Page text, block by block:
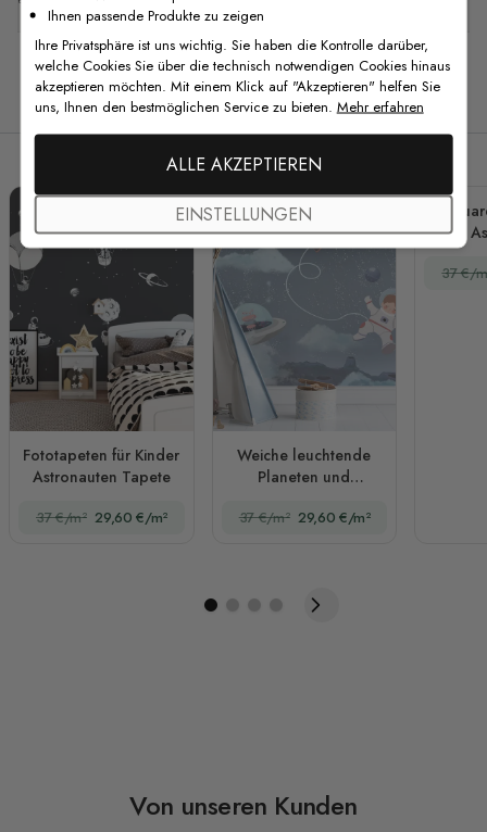
Verwandte Produkte
Fototapeten für Kinder
Astronauten Tapete
37 €/m² 29,60 €/m²
Weiche leuchtende
Planeten und
Jungen Raum
37 €/m² 29,60 €/m²
mit
37 €/
Von unseren Kunden
Ihnen passende Produkte zu zeigen
Ihre Privatsphäre ist uns wichtig. Sie haben die Kontrolle darüber,
welche Cookies Sie über die technisch notwendigen Cookies hinaus
akzeptieren möchten. Mit einem Klick auf "Akzeptieren" helfen Sie
uns, Ihnen den bestmöglichen Service zu bieten. Mehr erfahren
ALLE AKZEPTIEREN
EINSTELLUNGEN